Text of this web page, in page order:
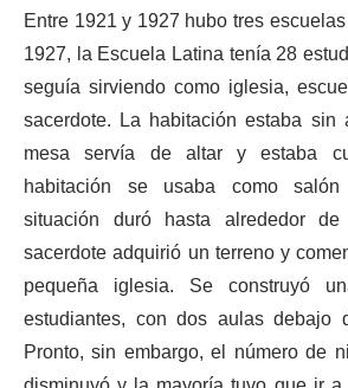
Entre 1921 y 1927 hubo tres
1927, la Escuela Latina tenía 28
seguía sirviendo como iglesia,
sacerdote. La habitación estaba
mesa servía de altar y estaba
habitación se usaba como
situación duró hasta alrededor
sacerdote adquirió un terreno y
pequeña iglesia. Se construyó
estudiantes, con dos aulas debajo
Pronto, sin embargo, el número de